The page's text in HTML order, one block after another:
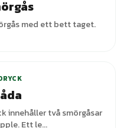
med ett bett taget.
innehåller två smörgåsar
Ett le...